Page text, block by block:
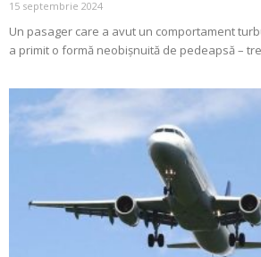
15 septembrie 2024
Un pasager care a avut un comportament
a primit o formă neobișnuită de pedeapsă –